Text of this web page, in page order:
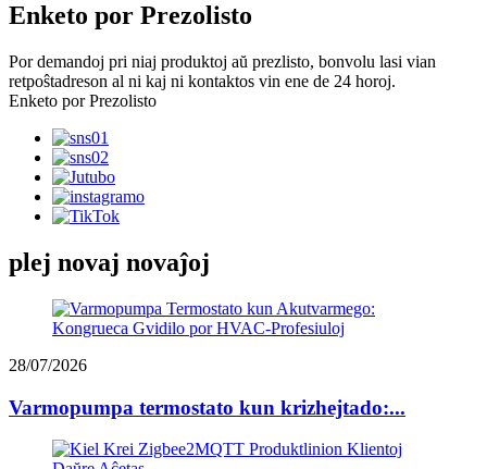
Enketo por Prezolisto
Por demandoj pri niaj produktoj aŭ prezlisto, bonvolu lasi vian
retpoŝtadreson al ni kaj ni kontaktos vin ene de 24 horoj.
Enketo por Prezolisto
plej novaj novaĵoj
28/07/2026
Varmopumpa termostato kun krizhejtado:...